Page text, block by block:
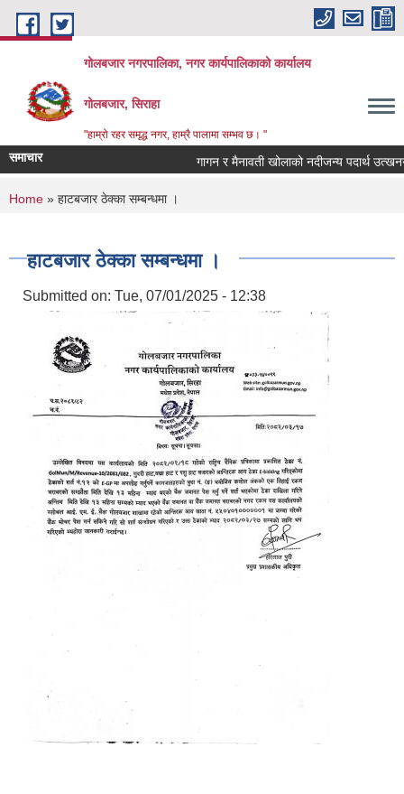
Skip to main content
गोलबजार नगरपालिका, नगर कार्यपालिकाको कार्यालय
गोलबजार, सिराहा
"हाम्रो रहर समृद्ध नगर, हाम्रै पालामा सम्भव छ। "
समाचार गागन र मैनावती खोलाको नदीजन्य पदार्थ
You are here
Home » हाटबजार ठेक्का सम्बन्धमा ।
हाटबजार ठेक्का सम्बन्धमा ।
Submitted on: Tue, 07/01/2025 - 12:38